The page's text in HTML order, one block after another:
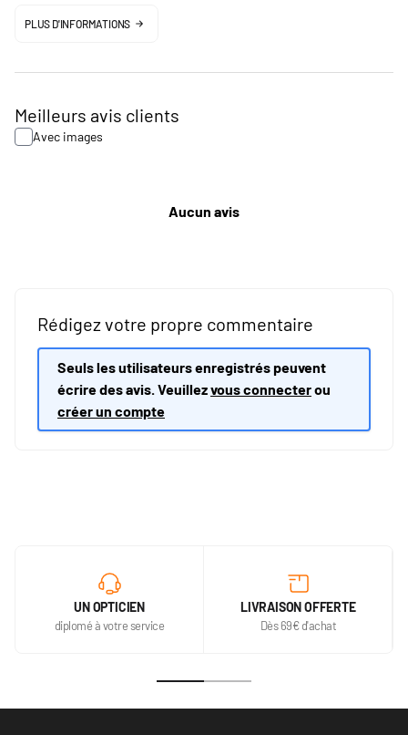
PLUS D'INFORMATIONS
Meilleurs avis clients
Avec images
Aucun avis
Rédigez votre propre commentaire
Seuls les utilisateurs enregistrés peuvent
écrire des avis. Veuillezvous connecterou
créer un compte
UN OPTICIEN
diplomé à votre service
LIVRAISON OFFERTE
Dès 69€ d'achat